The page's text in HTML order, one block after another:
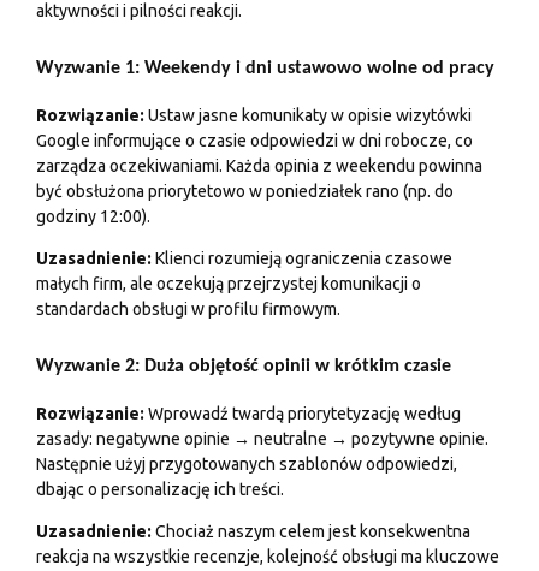
aktywności i pilności reakcji.
Wyzwanie 1: Weekendy i dni ustawowo wolne od pracy
Rozwiązanie: Ustaw jasne komunikaty w opisie wizytówki
Google informujące o czasie odpowiedzi w dni robocze, co
zarządza oczekiwaniami. Każda opinia z weekendu powinna
być obsłużona priorytetowo w poniedziałek rano (np. do
godziny 12:00).
Uzasadnienie: Klienci rozumieją ograniczenia czasowe
małych firm, ale oczekują przejrzystej komunikacji o
standardach obsługi w profilu firmowym.
Wyzwanie 2: Duża objętość opinii w krótkim czasie
Rozwiązanie: Wprowadź twardą priorytetyzację według
zasady: negatywne opinie → neutralne → pozytywne opinie.
Następnie użyj przygotowanych szablonów odpowiedzi,
dbając o personalizację ich treści.
Uzasadnienie: Chociaż naszym celem jest konsekwentna
reakcja na wszystkie recenzje, kolejność obsługi ma kluczowe